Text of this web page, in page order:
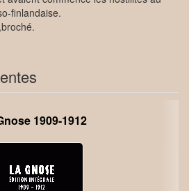
finlandaise.
1909-1912